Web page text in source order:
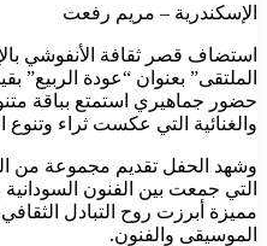
الإسكندرية – مريم رفعت
استضاف قصر ثقافة الأنفوشي
الملتقى” بعنوان “عودة الربيع”
حضور جماهيري استمتع بباقة
والغنائية التي عكست ثراء وتنوع
وشهد الحفل تقديم مجموعة من
التي جمعت بين الفنون
مميزة أبرزت روح التبادل
الموسيقى والفنون.